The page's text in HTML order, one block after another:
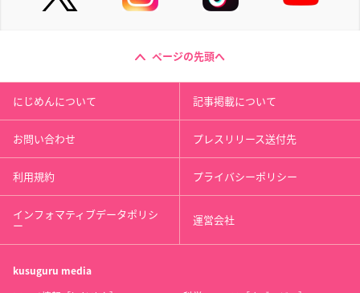
ページの先頭へ
にじめんについて 記事掲載について
お問い合わせ プレスリリース送付先
利用規約 プライバシーポリシー
インフォマティブデータポリシ
ー 運営会社
kusuguru media